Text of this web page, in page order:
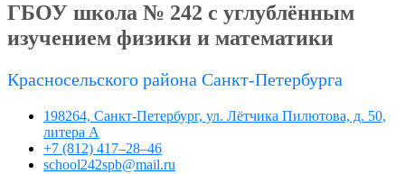
ГБОУ школа № 242 с углублённым
изучением физики и математики
Красносельского района Санкт-Петербурга
198264, Санкт-Петербург, ул. Лётчика Пилютова, д. 50,
литера А
+7 (812) 417–28–46
school242spb@mail.ru